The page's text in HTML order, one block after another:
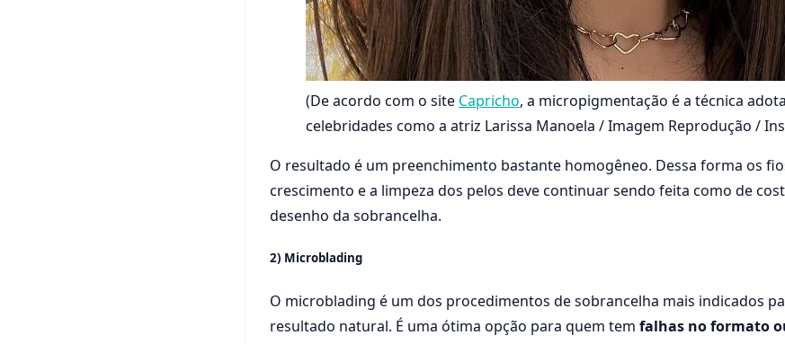
(De acordo com o site Capricho, a micropigmentação é a técnica
celebridades como a atriz Larissa Manoela / Imagem Reprodução /
O resultado é um preenchimento bastante homogêneo. Dessa forma os
crescimento e a limpeza dos pelos deve continuar sendo feita como de
desenho da sobrancelha.
2) Microblading
O microblading é um dos procedimentos de sobrancelha mais indicados
resultado natural. É uma ótima opção para quem tem falhas no formato